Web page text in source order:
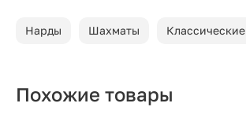
Нарды Шахматы Классические
Похожие товары